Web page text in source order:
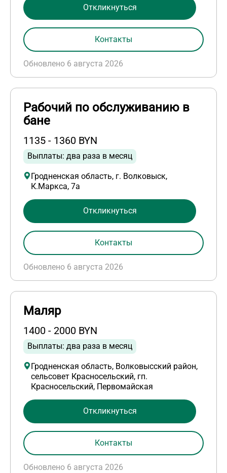
Обновлено 6 августа 2026
Откликнуться
Контакты
Рабочий по обслуживанию в
бане
1135 - 1360 BYN
Выплаты: два раза в месяц
Гродненская область, г. Волковыск,
К.Маркса, 7а
Обновлено 6 августа 2026
Откликнуться
Контакты
Маляр
1400 - 2000 BYN
Выплаты: два раза в месяц
Гродненская область, Волковысский район,
сельсовет Красносельский, гп.
Красносельский, Первомайская
Обновлено 6 августа 2026
Откликнуться
Контакты